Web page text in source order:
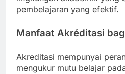
pembelajaran yang efektif.
Manfaat Akréditasi
Akreditasi mempunyai
mengukur mutu belajar